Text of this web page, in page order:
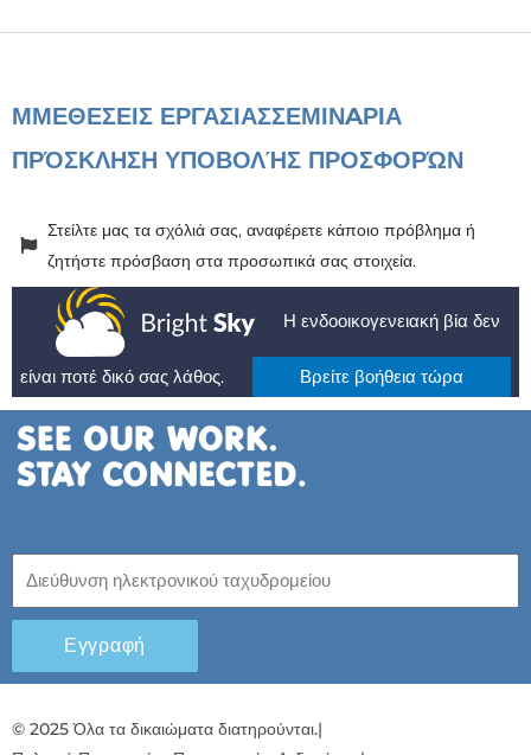
ΜΜΕΘΕΣΕΙΣ ΕΡΓΑΣΙΑΣΣΕΜΙΝAΡΙΑ
ΠΡΌΣΚΛΗΣΗ ΥΠΟΒΟΛΉΣ ΠΡΟΣΦΟΡΏΝ
Στείλτε μας τα σχόλιά σας, αναφέρετε κάποιο πρόβλημα ή
ζητήστε πρόσβαση στα προσωπικά σας στοιχεία.
Η ενδοοικογενειακή βία δεν
είναι ποτέ δικό σας λάθος. Βρείτε βοήθεια τώρα
Εγγραφή
© 2025 Όλα τα δικαιώματα διατηρούνται.|